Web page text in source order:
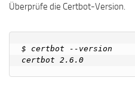
Überprüfe die Certbot-Version.
$ certbot --version